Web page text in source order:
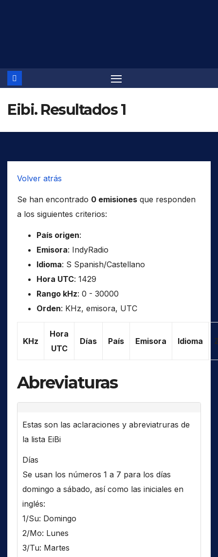
Eibi. Resultados 1
Volver atrás
Se han encontrado 0 emisiones que responden
a los siguientes criterios:
País origen:
Emisora: IndyRadio
Idioma: S Spanish/Castellano
Hora UTC: 1429
Rango kHz: 0 - 30000
Orden: KHz, emisora, UTC
KHz
Hora
UTC
Días País Emisora Idioma
Abreviaturas
Estas son las aclaraciones y abreviatruras de
la lista EiBi
Días
Se usan los números 1 a 7 para los días
domingo a sábado, así como las iniciales en
inglés:
1/Su: Domingo
2/Mo: Lunes
3/Tu: Martes